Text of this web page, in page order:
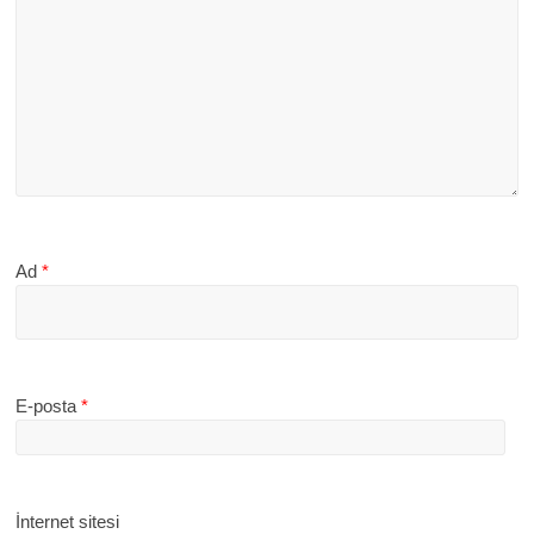
Ad*
E-posta*
İnternet sitesi